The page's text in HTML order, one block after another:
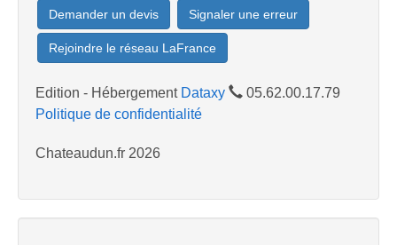
Demander un devis Signaler une erreur
Rejoindre le réseau LaFrance
Edition - Hébergement Dataxy
05.62.00.17.79
Politique de confidentialité
Chateaudun.fr 2026